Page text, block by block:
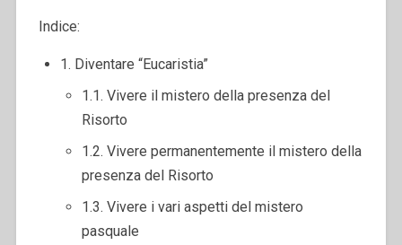
Indice:
1. Diventare “Eucaristia”
1.1. Vivere il mistero della presenza del
Risorto
1.2. Vivere permanentemente il mistero della
presenza del Risorto
1.3. Vivere i vari aspetti del mistero
pasquale